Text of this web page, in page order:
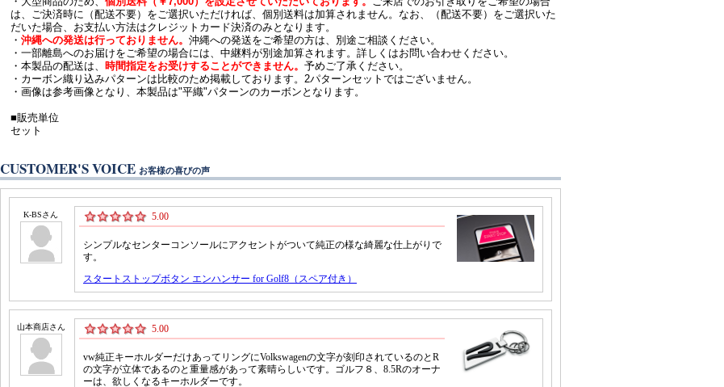
は、ご決済時に（配送不要）をご選択いただければ、個別送料は加算されません。なお、（配送不要）をご選択いた
だいた場合、お支払い方法はクレジットカード決済のみとなります。
・ 沖縄への発送は行っておりません。 沖縄への発送をご希望の方は、別途ご相談ください。
・一部離島へのお届けをご希望の場合には、中継料が別途加算されます。詳しくはお問い合わせください。
・本製品の配送は、 時間指定をお受けすることができません。 予めご了承ください。
・カーボン織り込みパターンは比較のため掲載しております。2パターンセットではございません。
・画像は参考画像となり、本製品は"平織"パターンのカーボンとなります。
■販売単位
セット
CUSTOMER'S VOICE お客様の喜びの声